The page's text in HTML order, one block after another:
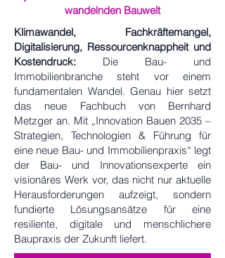
wandelnden Bauwelt
Klimawandel, Fachkräftemangel,
Digitalisierung, Ressourcenknappheit und
Kostendruck: Die Bau- und
Immobilienbranche steht vor einem
fundamentalen Wandel. Genau hier setzt
das neue Fachbuch von Bernhard
Metzger an. Mit „Innovation Bauen 2035 –
Strategien, Technologien & Führung für
eine neue Bau- und Immobilienpraxis“ legt
der Bau- und Innovationsexperte ein
visionäres Werk vor, das nicht nur aktuelle
Herausforderungen aufzeigt, sondern
fundierte Lösungsansätze für eine
resiliente, digitale und menschlichere
Baupraxis der Zukunft liefert.